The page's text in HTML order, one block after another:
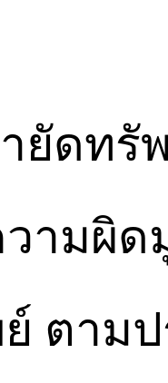
ยัดทรั
ามผิด
ตาม